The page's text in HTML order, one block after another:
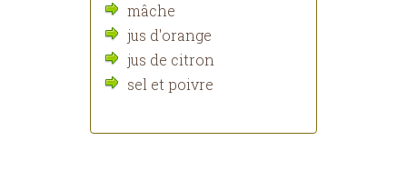
mâche
jus d'orange
jus de citron
sel et poivre